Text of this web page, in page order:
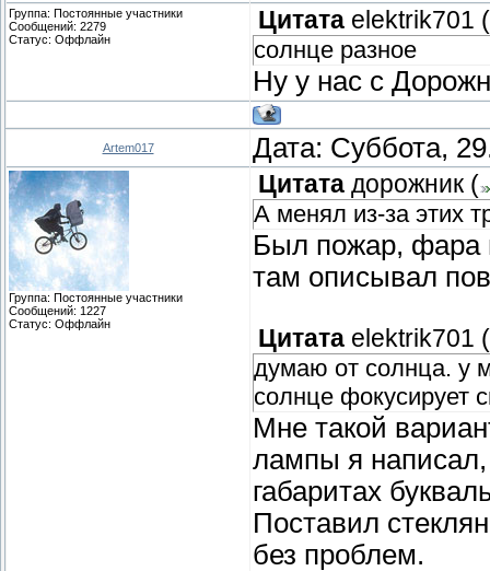
Группа: Постоянные участники
Сообщений: 2279
Статус: Оффлайн
Цитата elektrik701 (
солнце разное
Ну у нас с
Artem017 Дата: Суббота,
Группа: Постоянные участники
Сообщений: 1227
Статус: Оффлайн
Цитата дорожник (
А менял из-за этих
Был пожар, фара
там описывал
Цитата elektrik701 (
думаю от солнца. у
солнце фокусирует
Мне такой
лампы я
габаритах
Поставил
без проблем.